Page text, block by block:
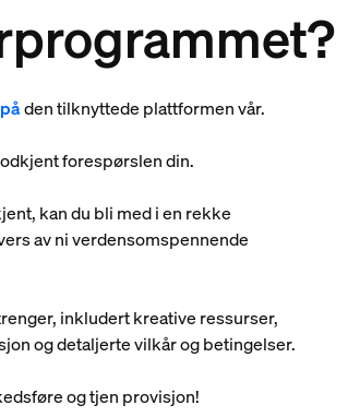
den tilknyttede plattformen vår.
forespørslen din.
kan du bli med i en rekke
avni verdensomspennende
inkludert kreative ressurser,
og detaljerte vilkår og betingelser.
og tjen provisjon!